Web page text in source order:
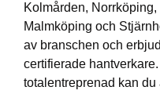
Kolmården,
Malmköping och
av branschen och
certifierade
totalentreprenad kan